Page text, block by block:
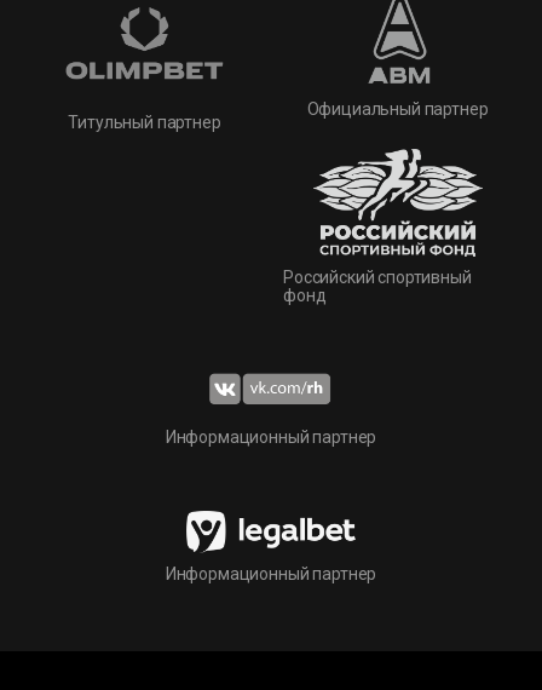
Титульный партнер
Официальный партнер
Российский спортивный
фонд
Информационный партнер
Информационный партнер